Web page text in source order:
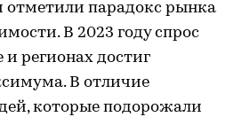
отметили парадокс рынка
В 2023 году спрос
регионах достиг
В отличие
которые подорожали